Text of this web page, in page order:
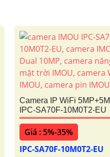
Camera IP WiFi
IPC-SA70F-10M0T2-EU
Giá : 5%-35%
IPC-SA70F-10M0T2-EU